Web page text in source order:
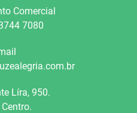
Comercial
7080
Líra, 950.